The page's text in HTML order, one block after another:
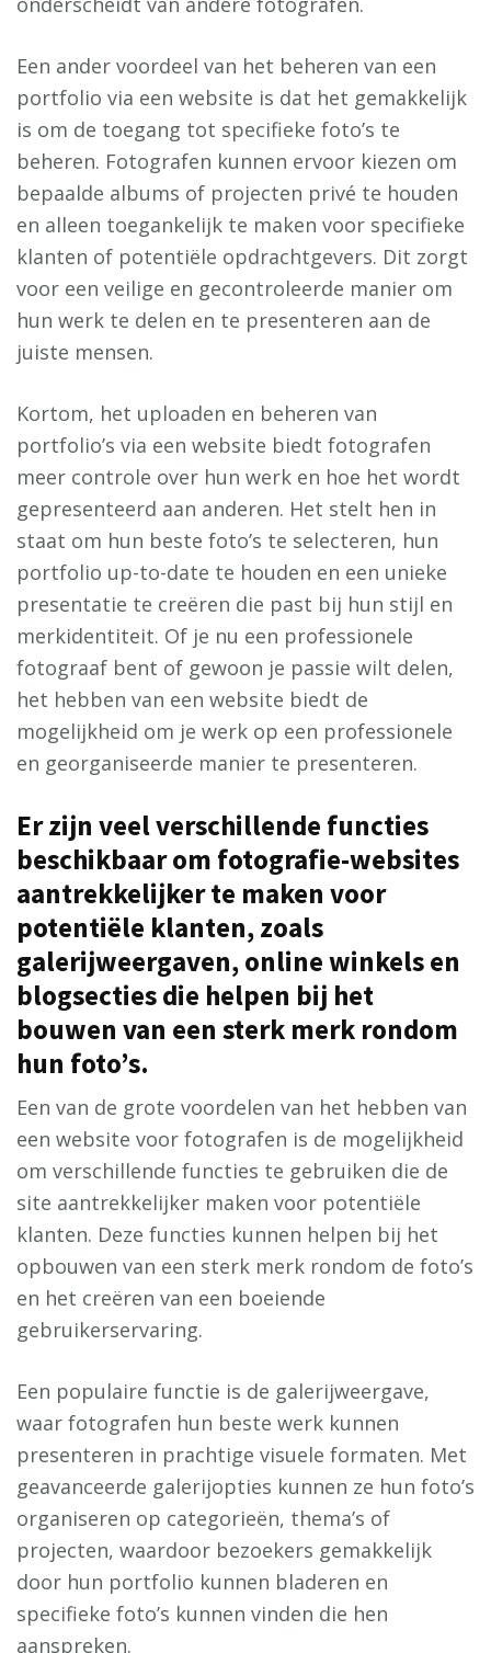
Een ander voordeel van het beheren van een
portfolio via een website is dat het gemakkelijk
is om de toegang tot specifieke foto’s te
beheren. Fotografen kunnen ervoor kiezen om
bepaalde albums of projecten privé te houden
en alleen toegankelijk te maken voor specifieke
klanten of potentiële opdrachtgevers. Dit zorgt
voor een veilige en gecontroleerde manier om
hun werk te delen en te presenteren aan de
juiste mensen.
Kortom, het uploaden en beheren van
portfolio’s via een website biedt fotografen
meer controle over hun werk en hoe het wordt
gepresenteerd aan anderen. Het stelt hen in
staat om hun beste foto’s te selecteren, hun
portfolio up-to-date te houden en een unieke
presentatie te creëren die past bij hun stijl en
merkidentiteit. Of je nu een professionele
fotograaf bent of gewoon je passie wilt delen,
het hebben van een website biedt de
mogelijkheid om je werk op een professionele
en georganiseerde manier te presenteren.
Er zijn veel verschillende functies
beschikbaar om fotografie-websites
aantrekkelijker te maken voor
potentiële klanten, zoals
galerijweergaven, online winkels en
blogsecties die helpen bij het
bouwen van een sterk merk rondom
hun foto’s.
Een van de grote voordelen van het hebben van
een website voor fotografen is de mogelijkheid
om verschillende functies te gebruiken die de
site aantrekkelijker maken voor potentiële
klanten. Deze functies kunnen helpen bij het
opbouwen van een sterk merk rondom de foto’s
en het creëren van een boeiende
gebruikerservaring.
Een populaire functie is de galerijweergave,
waar fotografen hun beste werk kunnen
presenteren in prachtige visuele formaten. Met
geavanceerde galerijopties kunnen ze hun foto’s
organiseren op categorieën, thema’s of
projecten, waardoor bezoekers gemakkelijk
door hun portfolio kunnen bladeren en
specifieke foto’s kunnen vinden die hen
aanspreken.